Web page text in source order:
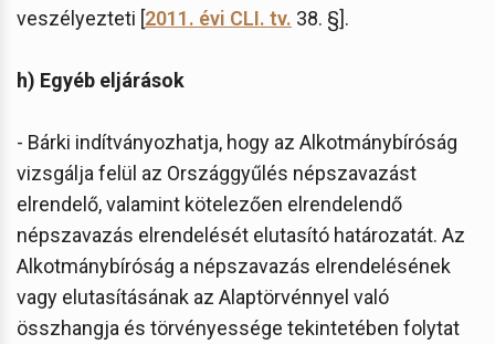
veszélyezteti [2011. évi CLI. tv. 38. §].
h) Egyéb eljárások
- Bárki indítványozhatja, hogy az Alkotmánybíróság
vizsgálja felül az Országgyűlés népszavazást
elrendelő, valamint kötelezően elrendelendő
népszavazás elrendelését elutasító határozatát. Az
Alkotmánybíróság a népszavazás elrendelésének
vagy elutasításának az Alaptörvénnyel való
összhangja és törvényessége tekintetében folytat